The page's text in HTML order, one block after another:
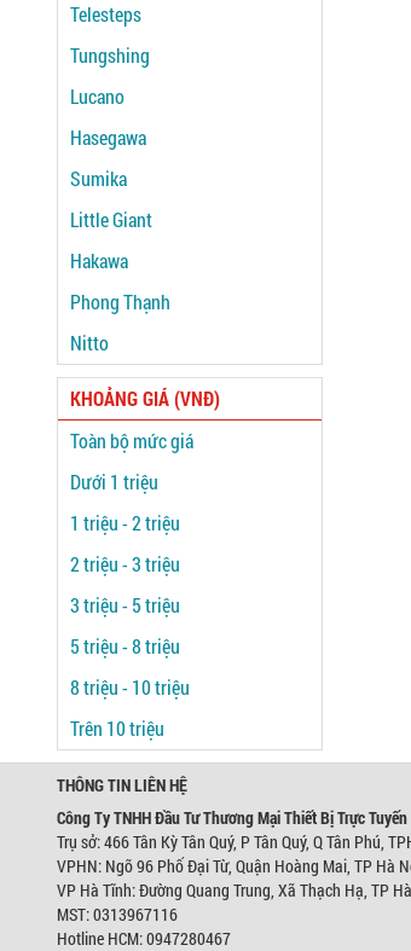
Telesteps
Tungshing
Lucano
Hasegawa
Sumika
Little Giant
Hakawa
Phong Thạnh
Nitto
KHOẢNG GIÁ (VNĐ)
Toàn bộ mức giá
Dưới 1 triệu
1 triệu - 2 triệu
2 triệu - 3 triệu
3 triệu - 5 triệu
5 triệu - 8 triệu
8 triệu - 10 triệu
Trên 10 triệu
THÔNG TIN LIÊN HỆ
Công Ty TNHH Đầu Tư Thương Mại Thiết Bị Trực Tuyến
Trụ sở: 466 Tân Kỳ Tân Quý, P Tân Quý, Q Tân Phú,
VPHN: Ngõ 96 Phố Đại Từ, Quận Hoàng Mai, TP Hà
VP Hà Tĩnh: Đường Quang Trung, Xã Thạch Hạ, TP
MST: 0313967116
Hotline HCM: 0947280467